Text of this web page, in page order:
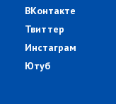
ВКонтакте
Твиттер
Инстаграм
Ютуб